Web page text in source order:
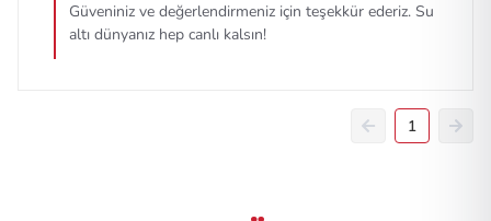
Güveniniz ve değerlendirmeniz için teşekkür ederiz. Su
altı dünyanız hep canlı kalsın!
1